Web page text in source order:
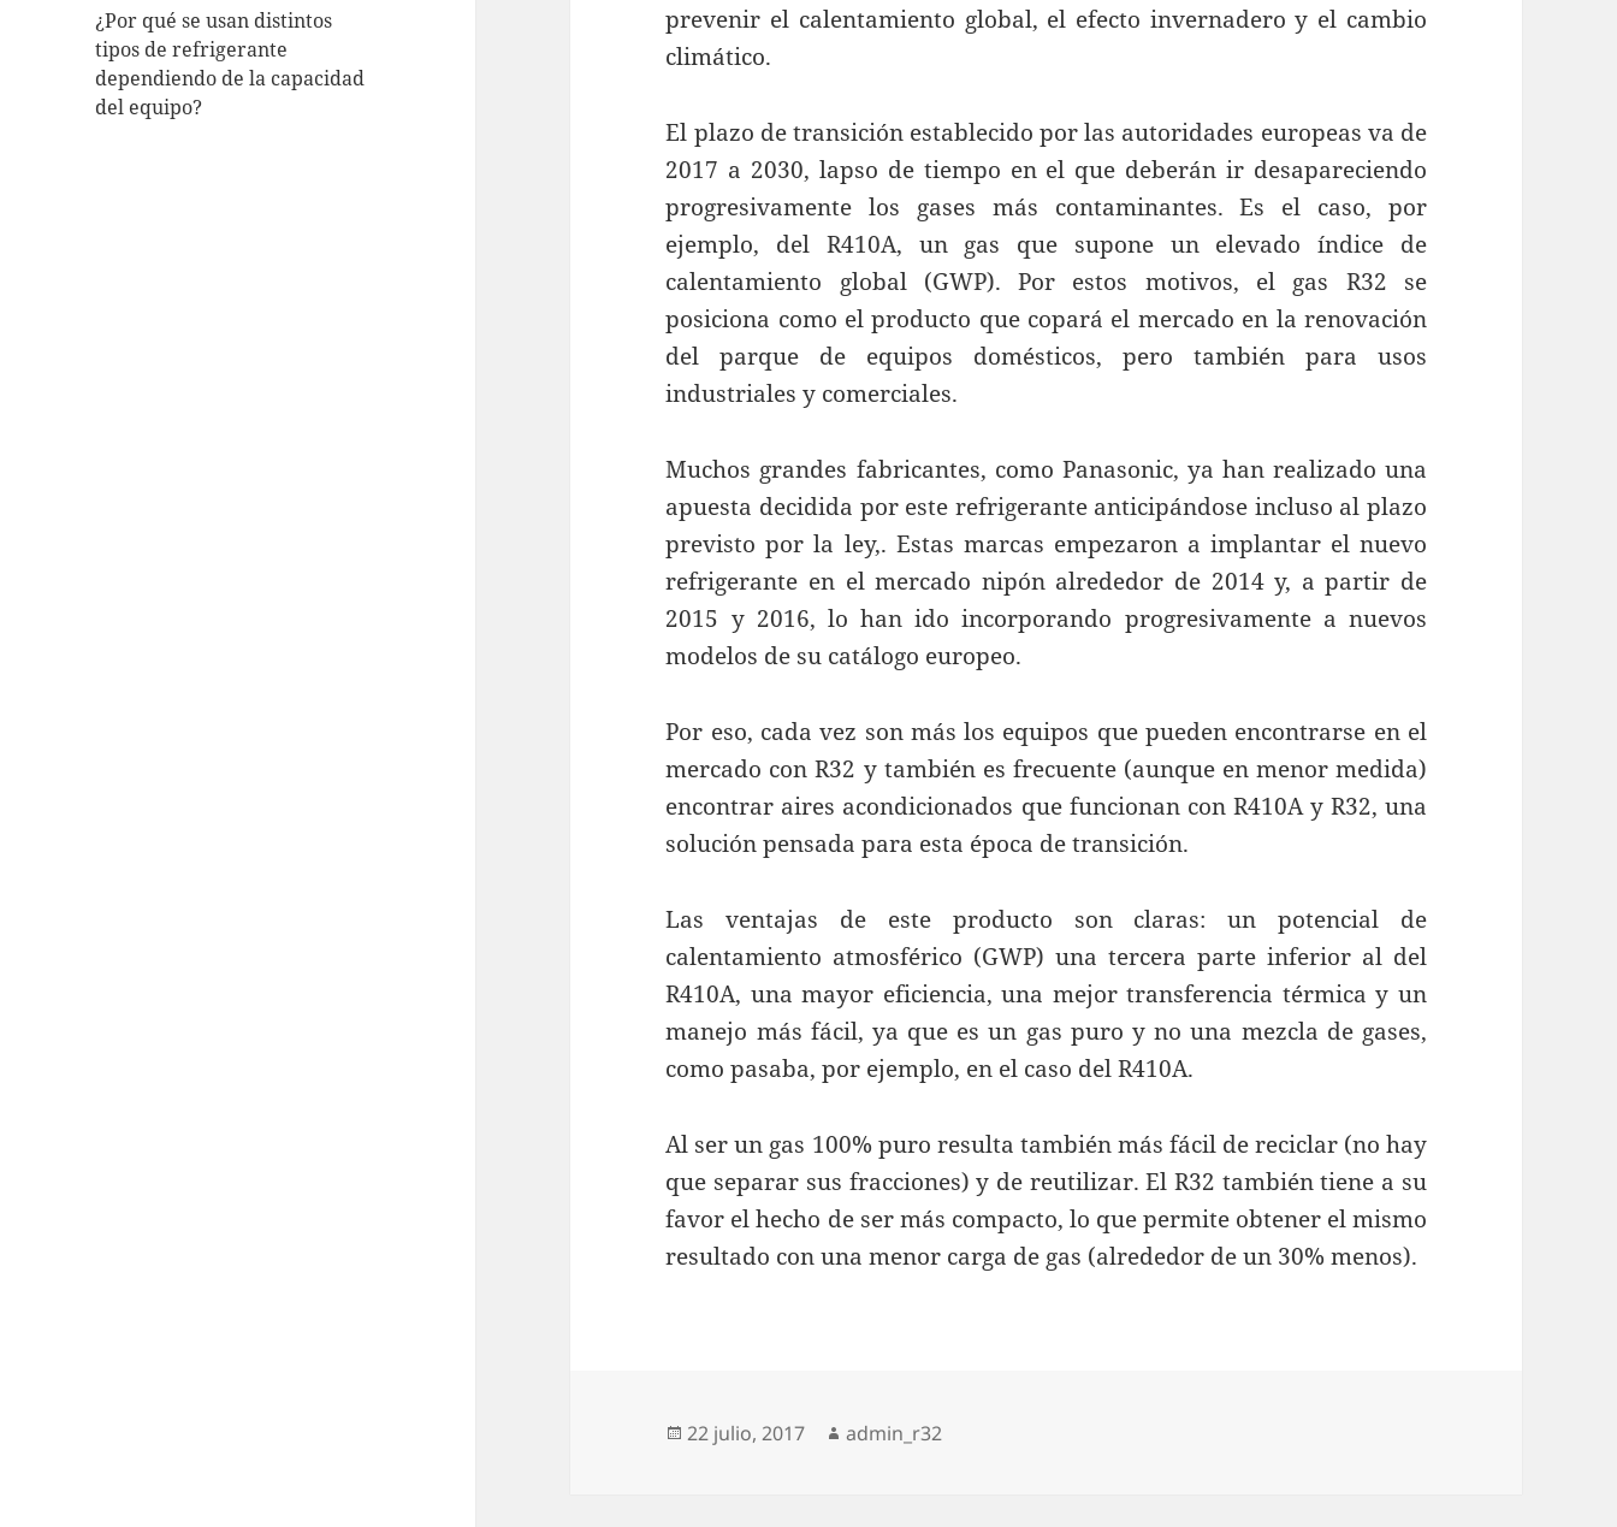
¿Por qué se usan distintos
tipos de refrigerante
dependiendo de la capacidad
del equipo?
prevenir el calentamiento global, el efecto invernadero y el cambio
climático.
El plazo de transición establecido por las autoridades europeas va de
2017 a 2030, lapso de tiempo en el que deberán ir desapareciendo
progresivamente los gases más contaminantes. Es el caso, por
ejemplo, del R410A, un gas que supone un elevado índice de
calentamiento global (GWP). Por estos motivos, el gas R32 se
posiciona como el producto que copará el mercado en la renovación
del parque de equipos domésticos, pero también para usos
industriales y comerciales.
Muchos grandes fabricantes, como Panasonic, ya han realizado una
apuesta decidida por este refrigerante anticipándose incluso al plazo
previsto por la ley,. Estas marcas empezaron a implantar el nuevo
refrigerante en el mercado nipón alrededor de 2014 y, a partir de
2015 y 2016, lo han ido incorporando progresivamente a nuevos
modelos de su catálogo europeo.
Por eso, cada vez son más los equipos que pueden encontrarse en el
mercado con R32 y también es frecuente (aunque en menor medida)
encontrar aires acondicionados que funcionan con R410A y R32, una
solución pensada para esta época de transición.
Las ventajas de este producto son claras: un potencial de
calentamiento atmosférico (GWP) una tercera parte inferior al del
R410A, una mayor eficiencia, una mejor transferencia térmica y un
manejo más fácil, ya que es un gas puro y no una mezcla de gases,
como pasaba, por ejemplo, en el caso del R410A.
Al ser un gas 100% puro resulta también más fácil de reciclar (no hay
que separar sus fracciones) y de reutilizar. El R32 también tiene a su
favor el hecho de ser más compacto, lo que permite obtener el mismo
resultado con una menor carga de gas (alrededor de un 30% menos).
Publicado
22 julio, 2017 Autor
admin_r32